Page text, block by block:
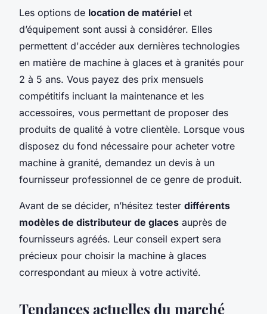
Les options de location de matériel et
d’équipement sont aussi à considérer. Elles
permettent d'accéder aux dernières technologies
en matière de machine à glaces et à granités pour
2 à 5 ans. Vous payez des prix mensuels
compétitifs incluant la maintenance et les
accessoires, vous permettant de proposer des
produits de qualité à votre clientèle. Lorsque vous
disposez du fond nécessaire pour acheter votre
machine à granité, demandez un devis à un
fournisseur professionnel de ce genre de produit.
Avant de se décider, n’hésitez tester différents
modèles de distributeur de glaces auprès de
fournisseurs agréés. Leur conseil expert sera
précieux pour choisir la machine à glaces
correspondant au mieux à votre activité.
Tendances actuelles du marché